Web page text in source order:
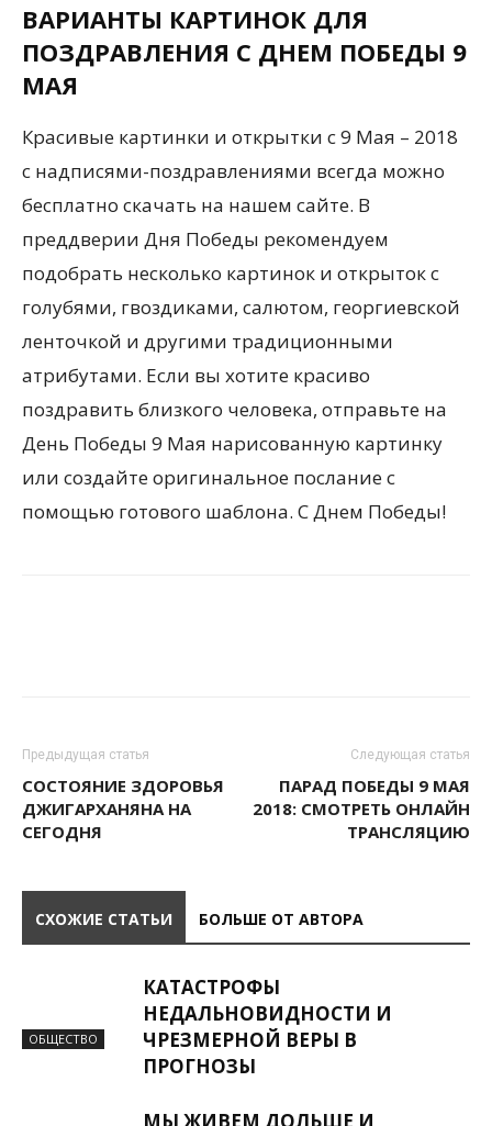
ВАРИАНТЫ КАРТИНОК ДЛЯ
ПОЗДРАВЛЕНИЯ С ДНЕМ ПОБЕДЫ 9
МАЯ
Красивые картинки и открытки с 9 Мая – 2018
с надписями-поздравлениями всегда можно
бесплатно скачать на нашем сайте. В
преддверии Дня Победы рекомендуем
подобрать несколько картинок и открыток с
голубями, гвоздиками, салютом, георгиевской
ленточкой и другими традиционными
атрибутами. Если вы хотите красиво
поздравить близкого человека, отправьте на
День Победы 9 Мая нарисованную картинку
или создайте оригинальное послание с
помощью готового шаблона. С Днем Победы!
Предыдущая статья
СОСТОЯНИЕ ЗДОРОВЬЯ
ДЖИГАРХАНЯНА НА
СЕГОДНЯ
Следующая статья
ПАРАД ПОБЕДЫ 9 МАЯ
2018: СМОТРЕТЬ ОНЛАЙН
ТРАНСЛЯЦИЮ
СХОЖИЕ СТАТЬИ БОЛЬШЕ ОТ АВТОРА
ОБЩЕСТВО
КАТАСТРОФЫ
НЕДАЛЬНОВИДНОСТИ И
ЧРЕЗМЕРНОЙ ВЕРЫ В
ПРОГНОЗЫ
МЫ ЖИВЕМ ДОЛЬШЕ И